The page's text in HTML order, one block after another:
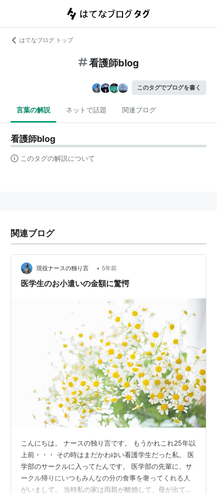
はてなブログ トップ
看護師blog
このタグでブログを書く
言葉の解説 ネットで話題 関連ブログ
看護師blog
このタグの解説について
関連ブログ
現役ナースの独り言 • 5年前
医学生のお小遣いの金額に驚愕
こんにちは。 ナースの独り言です。 もうかれこれ25年以
上前・・・ その時はまだかわゆい看護学生だった私。 医
学部のサークルに入ってたんです。 医学部の先輩に、サ
ークル帰りにいつもみんなの分の食事を奢ってくれる人
がいまして。 当時私の家は両親が離婚して、母が出て行